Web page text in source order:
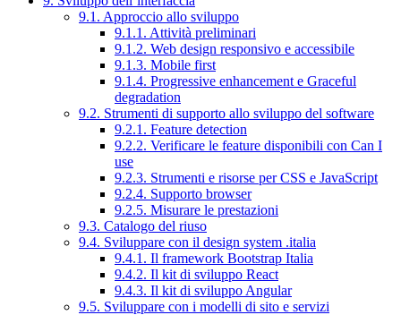
9.1. Approccio allo sviluppo
9.1.1. Attività preliminari
9.1.2. Web design responsivo e accessibile
9.1.3. Mobile first
9.1.4. Progressive enhancement e Graceful
degradation
9.2. Strumenti di supporto allo sviluppo del software
9.2.1. Feature detection
9.2.2. Verificare le feature disponibili con Can I
use
9.2.3. Strumenti e risorse per CSS e JavaScript
9.2.4. Supporto browser
9.2.5. Misurare le prestazioni
9.3. Catalogo del riuso
9.4. Sviluppare con il design system .italia
9.4.1. Il framework Bootstrap Italia
9.4.2. Il kit di sviluppo React
9.4.3. Il kit di sviluppo Angular
9.5. Sviluppare con i modelli di sito e servizi